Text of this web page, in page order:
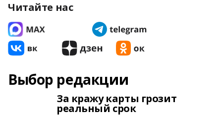
Читайте нас
Выбор редакции
За кражу карты грозит
реальный срок